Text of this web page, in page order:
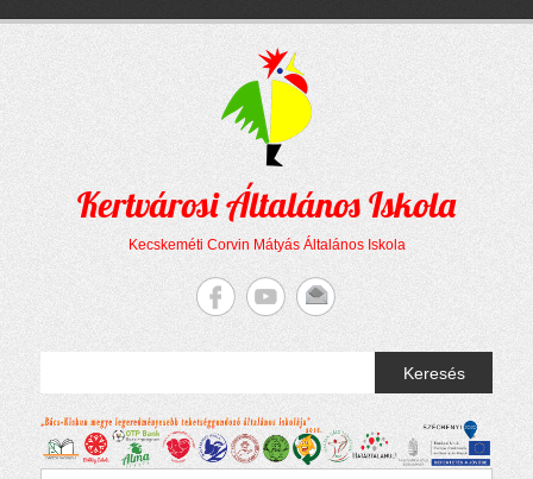
Kertvárosi Általános Iskola
Kecskeméti Corvin Mátyás Általános Iskola
Keresés